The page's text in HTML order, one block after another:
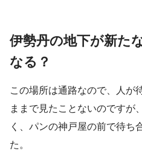
伊勢丹の地下が新た
なる？
この場所は通路なので、人が
ままで見たことないのですが
く、パンの神戸屋の前で待ち
た。